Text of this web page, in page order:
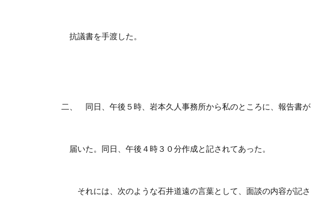
抗議書を手渡した。
二、 同日、午後５時、岩本久人事務所から私のところに、報告書が
届いた。同日、午後４時３０分作成と記されてあった。
それには、次のような石井道遠の言葉として、面談の内容が記さ